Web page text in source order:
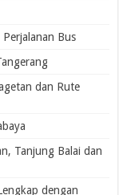
Bus
dan Rute
Tanjung Balai dan
dengan